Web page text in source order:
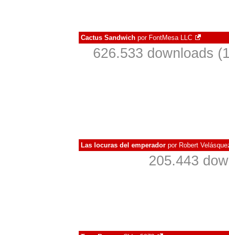
Cactus Sandwich por FontMesa LLC
626.533 downloads
Las locuras del emperador por Robert
205.443